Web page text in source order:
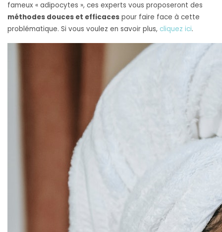
fameux « adipocytes », ces experts vous proposeront des
méthodes douces et efficaces pour faire face à cette
problématique. Si vous voulez en savoir plus, cliquez ici.